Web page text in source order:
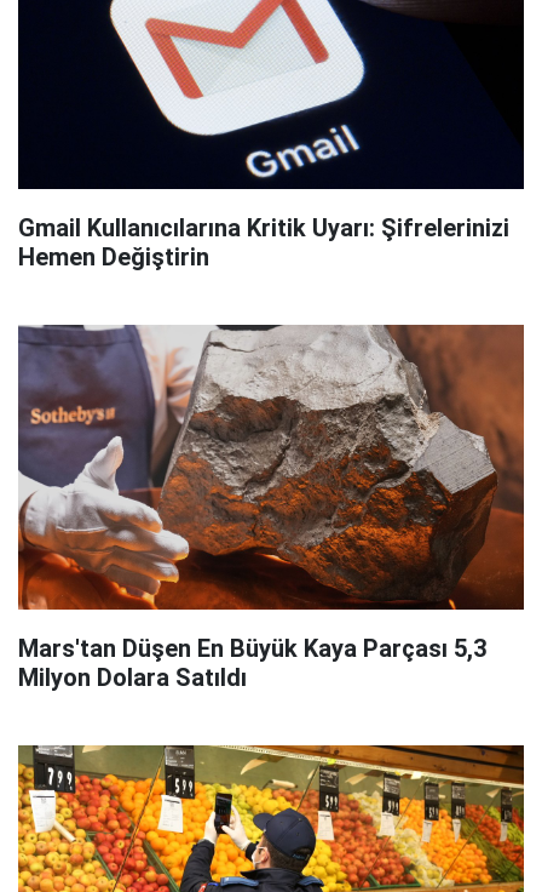
Gmail Kullanıcılarına Kritik Uyarı: Şifrelerinizi
Hemen Değiştirin
Mars'tan Düşen En Büyük Kaya Parçası 5,3
Milyon Dolara Satıldı